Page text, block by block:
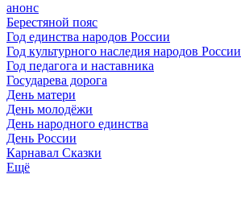
анонс
Берестяной пояс
Год единства народов России
Год культурного наследия народов России
Год педагога и наставника
Государева дорога
День матери
День молодёжи
День народного единства
День России
Карнавал Сказки
Ещё